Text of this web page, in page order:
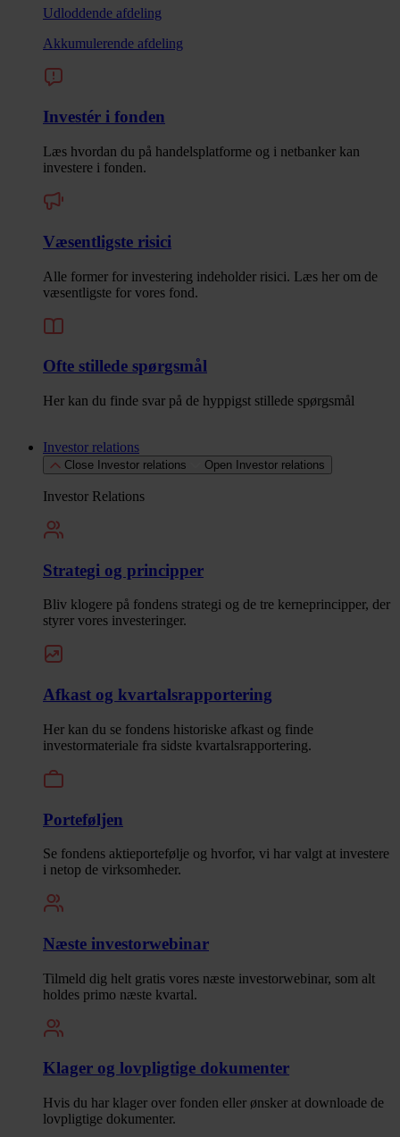
Udloddende afdeling
Akkumulerende afdeling
Investér i fonden
Læs hvordan du på handelsplatforme og i netbanker kan
investere i fonden.
Væsentligste risici
Alle former for investering indeholder risici. Læs her om de
væsentligste for vores fond.
Ofte stillede spørgsmål
Her kan du finde svar på de hyppigst stillede spørgsmål
Investor relations
Close Investor relations Open Investor relations
Investor Relations
Strategi og principper
Bliv klogere på fondens strategi og de tre kerneprincipper, der
styrer vores investeringer.
Afkast og kvartalsrapportering
Her kan du se fondens historiske afkast og finde
investormateriale fra sidste kvartalsrapportering.
Porteføljen
Se fondens aktieportefølje og hvorfor, vi har valgt at investere
i netop de virksomheder.
Næste investorwebinar
Tilmeld dig helt gratis vores næste investorwebinar, som alt
holdes primo næste kvartal.
Klager og lovpligtige dokumenter
Hvis du har klager over fonden eller ønsker at downloade de
lovpligtige dokumenter.